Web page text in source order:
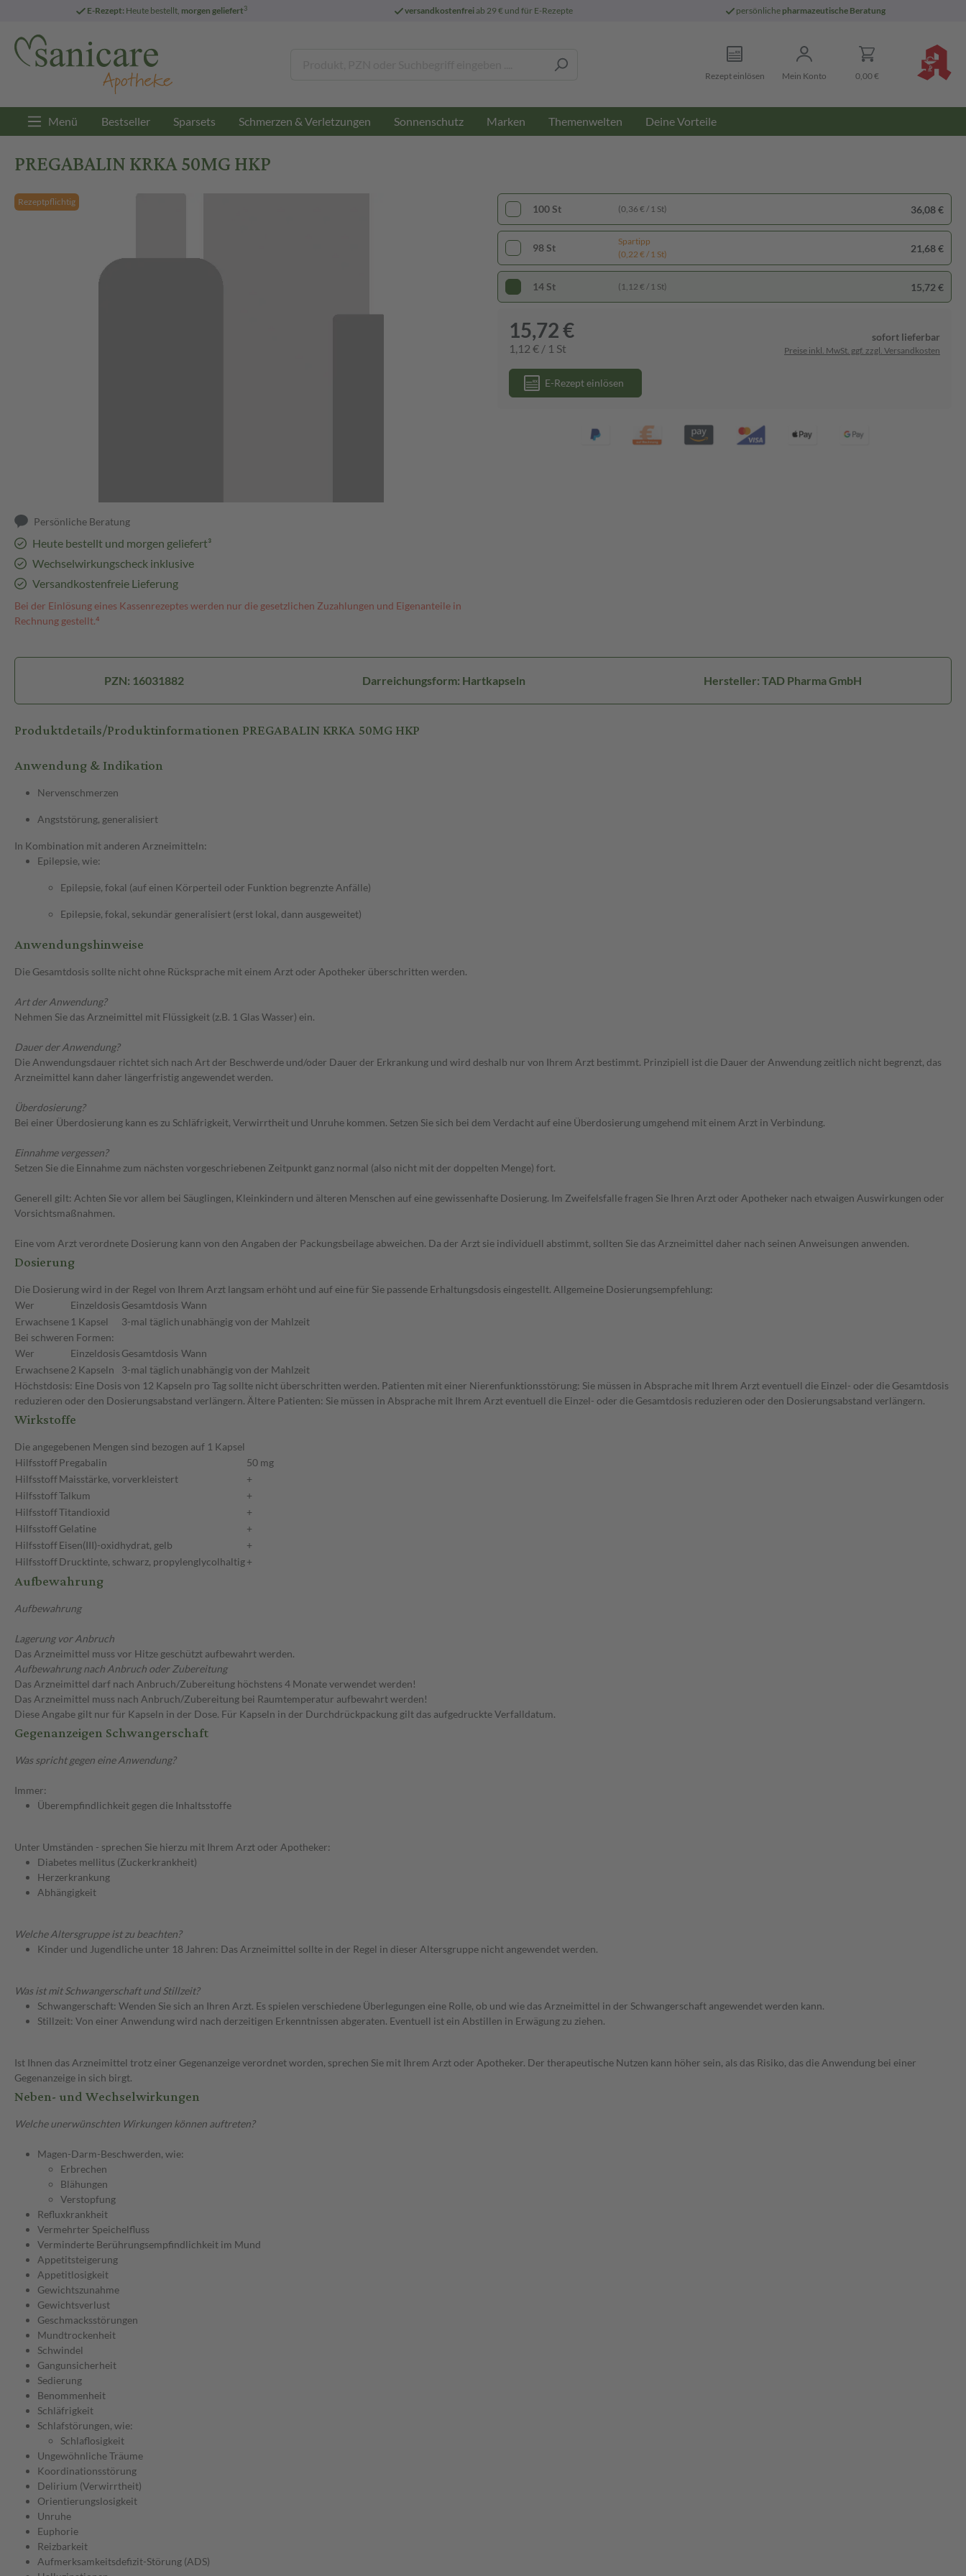
E-Rezept: Heute bestellt, morgen geliefert3 versandkostenfreiab 29 € und für E-Rezepte persönliche pharmazeutische Beratung
Rezept einlösen Mein Konto 0,00 €
Menü Bestseller Sparsets Schmerzen & Verletzungen Sonnenschutz Marken Themenwelten Deine Vorteile
PREGABALIN KRKA 50MG HKP
Rezeptpflichtig
Persönliche Beratung
Heute bestellt und morgen geliefert³
Wechselwirkungscheck inklusive
Versandkostenfreie Lieferung
Bei der Einlösung eines Kassenrezeptes werden nur die gesetzlichen Zuzahlungen und Eigenanteile in
Rechnung gestellt.⁴
100 St (0,36 € / 1 St) 36,08 €
98 St
Spartipp
(0,22 € / 1 St)
21,68 €
14 St (1,12 € / 1 St) 15,72 €
15,72 €
1,12 € / 1 St
sofort lieferbar
Preise inkl. MwSt. ggf. zzgl. Versandkosten
E-Rezept einlösen
PZN: 16031882 Darreichungsform: Hartkapseln Hersteller: TAD Pharma GmbH
Produktdetails/Produktinformationen PREGABALIN KRKA 50MG HKP
Anwendung & Indikation
Nervenschmerzen
Angststörung, generalisiert
In Kombination mit anderen Arzneimitteln:
Epilepsie, wie:
Epilepsie, fokal (auf einen Körperteil oder Funktion begrenzte Anfälle)
Epilepsie, fokal, sekundär generalisiert (erst lokal, dann ausgeweitet)
Anwendungshinweise
Die Gesamtdosis sollte nicht ohne Rücksprache mit einem Arzt oder Apotheker überschritten werden.
Art der Anwendung?
Nehmen Sie das Arzneimittel mit Flüssigkeit (z.B. 1 Glas Wasser) ein.
Dauer der Anwendung?
Die Anwendungsdauer richtet sich nach Art der Beschwerde und/oder Dauer der Erkrankung und wird deshalb nur von Ihrem Arzt bestimmt. Prinzipiell ist die Dauer der Anwendung zeitlich nicht begrenzt, das
Arzneimittel kann daher längerfristig angewendet werden.
Überdosierung?
Bei einer Überdosierung kann es zu Schläfrigkeit, Verwirrtheit und Unruhe kommen. Setzen Sie sich bei dem Verdacht auf eine Überdosierung umgehend mit einem Arzt in Verbindung.
Einnahme vergessen?
Setzen Sie die Einnahme zum nächsten vorgeschriebenen Zeitpunkt ganz normal (also nicht mit der doppelten Menge) fort.
Generell gilt: Achten Sie vor allem bei Säuglingen, Kleinkindern und älteren Menschen auf eine gewissenhafte Dosierung. Im Zweifelsfalle fragen Sie Ihren Arzt oder Apotheker nach etwaigen Auswirkungen oder
Vorsichtsmaßnahmen.
Eine vom Arzt verordnete Dosierung kann von den Angaben der Packungsbeilage abweichen. Da der Arzt sie individuell abstimmt, sollten Sie das Arzneimittel daher nach seinen Anweisungen anwenden.
Dosierung
Die Dosierung wird in der Regel von Ihrem Arzt langsam erhöht und auf eine für Sie passende Erhaltungsdosis eingestellt. Allgemeine Dosierungsempfehlung:
Wer
Einzeldosis Gesamtdosis Wann
Erwachsene 1 Kapsel 3-mal täglich unabhängig von der Mahlzeit
Bei schweren Formen:
Wer
Einzeldosis Gesamtdosis Wann
Erwachsene2 Kapseln 3-mal täglich unabhängig von der Mahlzeit
Höchstdosis: Eine Dosis von 12 Kapseln pro Tag sollte nicht überschritten werden. Patienten mit einer Nierenfunktionsstörung: Sie müssen in Absprache mit Ihrem Arzt eventuell die Einzel- oder die Gesamtdosis
reduzieren oder den Dosierungsabstand verlängern. Ältere Patienten: Sie müssen in Absprache mit Ihrem Arzt eventuell die Einzel- oder die Gesamtdosis reduzieren oder den Dosierungsabstand verlängern.
Wirkstoffe
Die angegebenen Mengen sind bezogen auf 1 Kapsel
HilfsstoffPregabalin
50 mg
HilfsstoffMaisstärke, vorverkleistert
+
HilfsstoffTalkum
+
HilfsstoffTitandioxid
+
HilfsstoffGelatine
+
HilfsstoffEisen(III)-oxidhydrat, gelb
+
HilfsstoffDrucktinte, schwarz, propylenglycolhaltig+
Aufbewahrung
Aufbewahrung
Lagerung vor Anbruch
Das Arzneimittel muss vor Hitze geschützt aufbewahrt werden.
Aufbewahrung nach Anbruch oder Zubereitung
Das Arzneimittel darf nach Anbruch/Zubereitung höchstens 4 Monate verwendet werden!
Das Arzneimittel muss nach Anbruch/Zubereitung bei Raumtemperatur aufbewahrt werden!
Diese Angabe gilt nur für Kapseln in der Dose. Für Kapseln in der Durchdrückpackung gilt das aufgedruckte Verfalldatum.
Gegenanzeigen Schwangerschaft
Was spricht gegen eine Anwendung?
Immer:
Überempfindlichkeit gegen die Inhaltsstoffe
Unter Umständen - sprechen Sie hierzu mit Ihrem Arzt oder Apotheker:
Diabetes mellitus (Zuckerkrankheit)
Herzerkrankung
Abhängigkeit
Welche Altersgruppe ist zu beachten?
Kinder und Jugendliche unter 18 Jahren: Das Arzneimittel sollte in der Regel in dieser Altersgruppe nicht angewendet werden.
Was ist mit Schwangerschaft und Stillzeit?
Schwangerschaft: Wenden Sie sich an Ihren Arzt. Es spielen verschiedene Überlegungen eine Rolle, ob und wie das Arzneimittel in der Schwangerschaft angewendet werden kann.
Stillzeit: Von einer Anwendung wird nach derzeitigen Erkenntnissen abgeraten. Eventuell ist ein Abstillen in Erwägung zu ziehen.
Ist Ihnen das Arzneimittel trotz einer Gegenanzeige verordnet worden, sprechen Sie mit Ihrem Arzt oder Apotheker. Der therapeutische Nutzen kann höher sein, als das Risiko, das die Anwendung bei einer
Gegenanzeige in sich birgt.
Neben- und Wechselwirkungen
Welche unerwünschten Wirkungen können auftreten?
Magen-Darm-Beschwerden, wie:
Erbrechen
Blähungen
Verstopfung
Refluxkrankheit
Vermehrter Speichelfluss
Verminderte Berührungsempfindlichkeit im Mund
Appetitsteigerung
Appetitlosigkeit
Gewichtszunahme
Gewichtsverlust
Geschmacksstörungen
Mundtrockenheit
Schwindel
Gangunsicherheit
Sedierung
Benommenheit
Schläfrigkeit
Schlafstörungen, wie:
Schlaflosigkeit
Ungewöhnliche Träume
Koordinationsstörung
Delirium (Verwirrtheit)
Orientierungslosigkeit
Unruhe
Euphorie
Reizbarkeit
Aufmerksamkeitsdefizit-Störung (ADS)